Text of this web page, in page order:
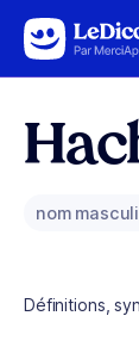
Aller au
nom
Définitions,